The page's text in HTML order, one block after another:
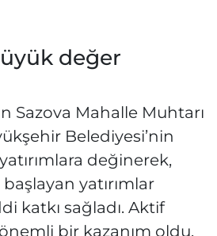
değer
Sazova Mahalle Muhtarı
Belediyesi’nin
değinerek,
başlayan yatırımlar
katkı sağladı. Aktif
bir kazanım oldu.